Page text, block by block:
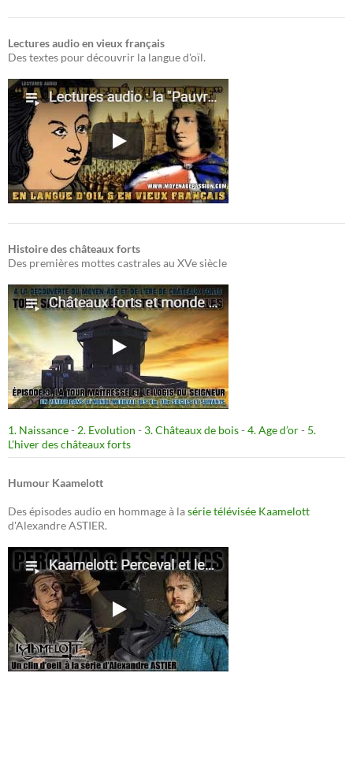
Lectures audio en vieux français
Des textes pour découvrir la langue d'oïl.
Histoire des châteaux forts
Des premières mottes castrales au XVe siècle
1. Naissance- 2. Evolution - 3. Châteaux de bois- 4. Age d’or- 5.
L’hiver des châteaux forts
Humour Kaamelott
Des épisodes audio en hommage à lasérie télévisée Kaamelott
d'Alexandre ASTIER.